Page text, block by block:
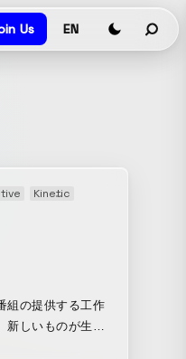
Us EN
Kinetic
組の提供する工作
新しいものが生ま